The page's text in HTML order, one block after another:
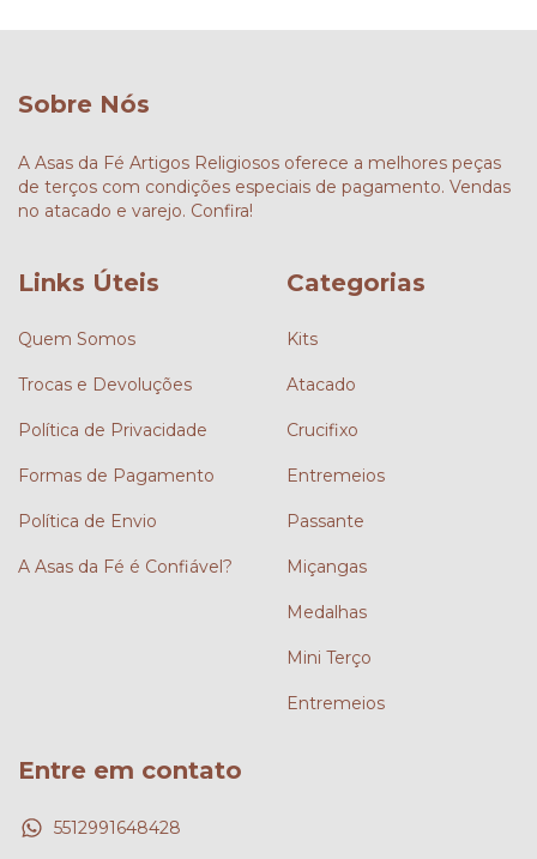
Sobre Nós
A Asas da Fé Artigos Religiosos oferece a melhores peças
de terços com condições especiais de pagamento. Vendas
no atacado e varejo. Confira!
Links Úteis
Quem Somos
Trocas e Devoluções
Política de Privacidade
Formas de Pagamento
Política de Envio
A Asas da Fé é Confiável?
Categorias
Kits
Atacado
Crucifixo
Entremeios
Passante
Miçangas
Medalhas
Mini Terço
Entremeios
Entre em contato
5512991648428